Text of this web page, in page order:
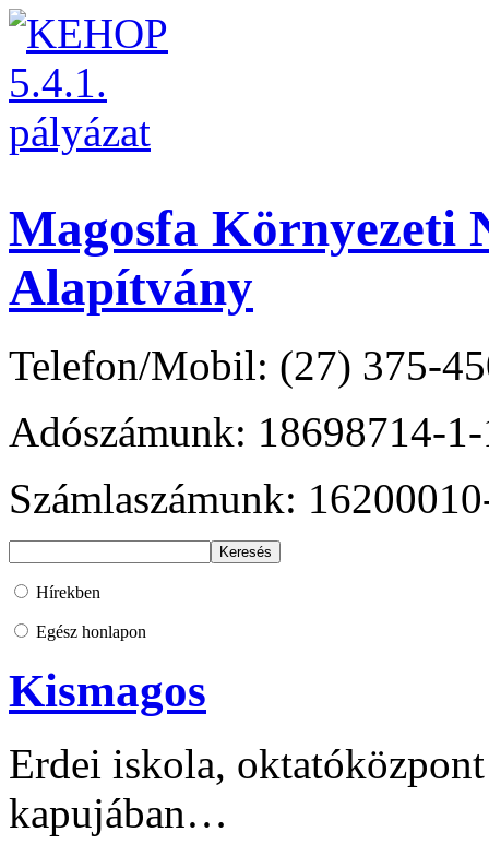
Magosfa Környezeti
Alapítvány
Telefon/Mobil: (27) 375-
Adószámunk: 18698714-
Számlaszámunk:
Hírekben
Egész honlapon
Kismagos
Erdei iskola,
kapujában…